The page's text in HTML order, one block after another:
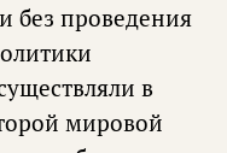
без проведения
в
мировой